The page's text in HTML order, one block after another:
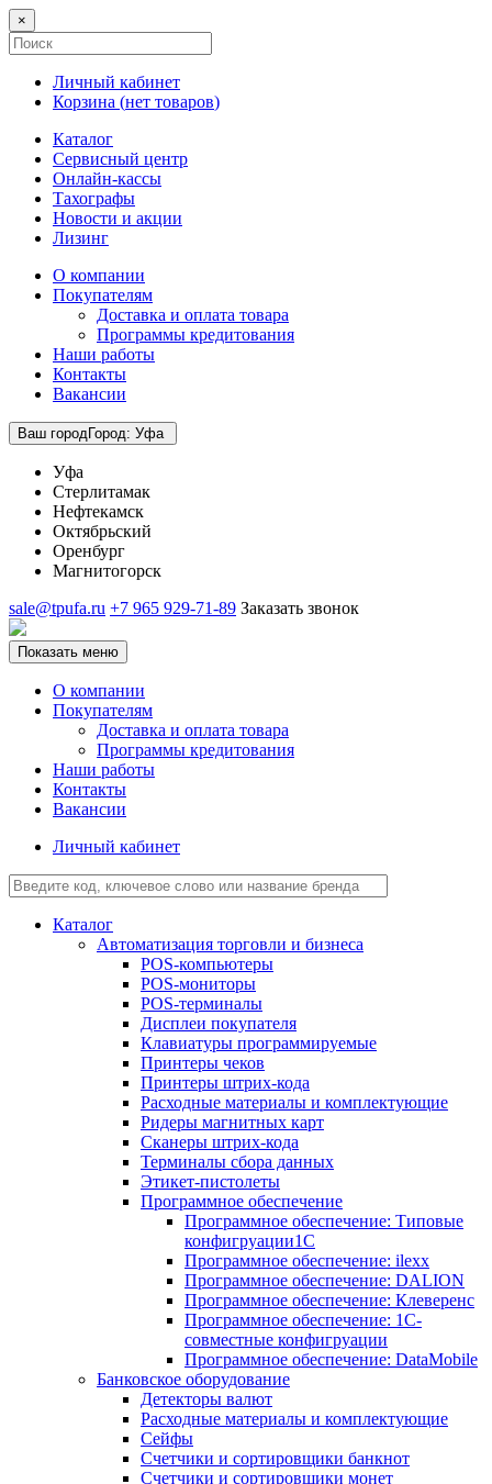
×
Личный кабинет
Корзина (нет товаров)
Каталог
Сервисный центр
Онлайн-кассы
Тахографы
Новости и акции
Лизинг
О компании
Покупателям
Доставка и оплата товара
Программы кредитования
Наши работы
Контакты
Вакансии
Ваш городГород: Уфа
Уфа
Стерлитамак
Нефтекамск
Октябрьский
Оренбург
Магнитогорск
sale@tpufa.ru +7 965 929-71-89 Заказать звонок
Показать меню
О компании
Покупателям
Доставка и оплата товара
Программы кредитования
Наши работы
Контакты
Вакансии
Личный кабинет
Каталог
Автоматизация торговли и бизнеса
POS-компьютеры
POS-мониторы
POS-терминалы
Дисплеи покупателя
Клавиатуры программируемые
Принтеры чеков
Принтеры штрих-кода
Расходные материалы и комплектующие
Ридеры магнитных карт
Сканеры штрих-кода
Терминалы сбора данных
Этикет-пистолеты
Программное обеспечение
Программное обеспечение: Типовые
конфигруации1С
Программное обеспечение: ilexx
Программное обеспечение: DALION
Программное обеспечение: Клеверенс
Программное обеспечение: 1С-
совместные конфигруации
Программное обеспечение: DataMobile
Банковское оборудование
Детекторы валют
Расходные материалы и комплектующие
Сейфы
Счетчики и сортировщики банкнот
Счетчики и сортировщики монет